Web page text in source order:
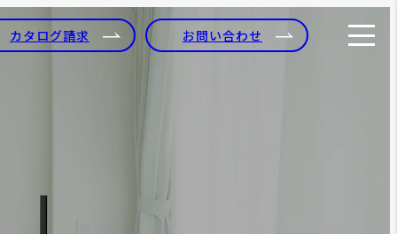
カタログ請求 お問い合わせ